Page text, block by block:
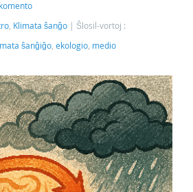
, Klimata ŝanĝo
Ŝlosil-vortoj :
ŝanĝiĝo, ekologio, medio